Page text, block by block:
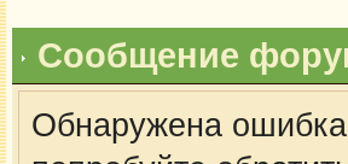
Сообщение
Обнаружена